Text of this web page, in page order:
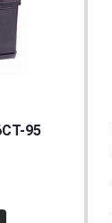
95